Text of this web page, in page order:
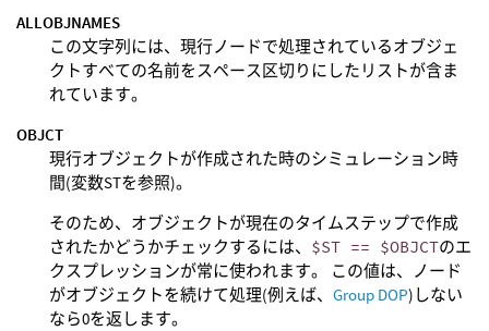
ALLOBJNAMES
この文字列には、現行ノードで処理されているオブジェ
クトすべての名前をスペース区切りにしたリストが含ま
れています。
OBJCT
現行オブジェクトが作成された時のシミュレーション時
間(変数STを参照)。
そのため、オブジェクトが現在のタイムステップで作成
されたかどうかチェックするには、 $ST == $OBJCTのエ
クスプレッションが常に使われます。 この値は、ノード
がオブジェクトを続けて処理(例えば、 Group DOP)しない
なら0を返します。